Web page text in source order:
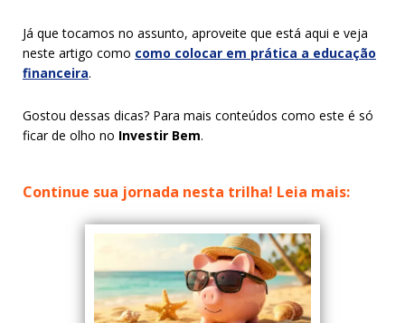
Já que tocamos no assunto, aproveite que está aqui e veja
neste artigo como como colocar em prática a educação
financeira.
Gostou dessas dicas? Para mais conteúdos como este é só
ficar de olho no Investir Bem.
Continue sua jornada nesta trilha! Leia mais: